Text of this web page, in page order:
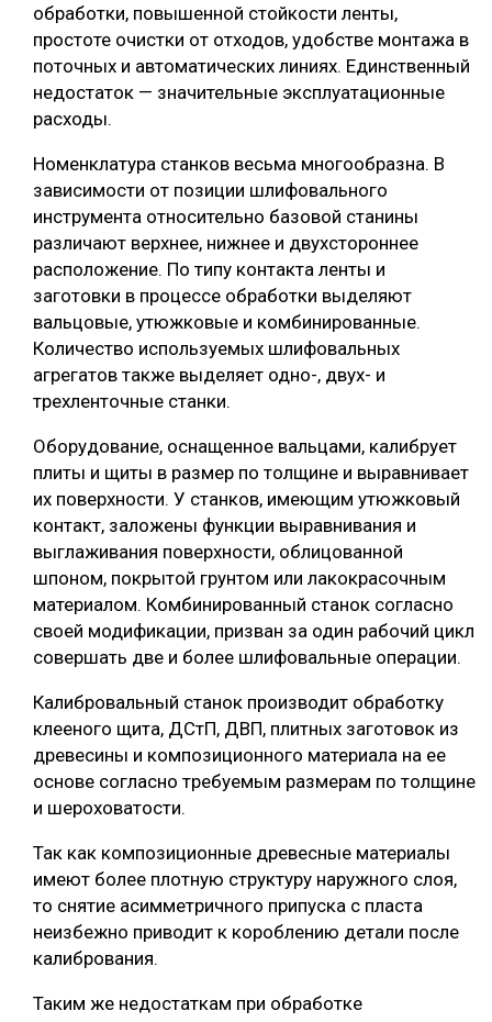
обработки, повышенной стойкости ленты,
простоте очистки от отходов, удобстве монтажа в
поточных и автоматических линиях. Единственный
недостаток — значительные эксплуатационные
расходы.
Номенклатура станков весьма многообразна. В
зависимости от позиции шлифовального
инструмента относительно базовой станины
различают верхнее, нижнее и двухстороннее
расположение. По типу контакта ленты и
заготовки в процессе обработки выделяют
вальцовые, утюжковые и комбинированные.
Количество используемых шлифовальных
агрегатов также выделяет одно-, двух- и
трехленточные станки.
Оборудование, оснащенное вальцами, калибрует
плиты и щиты в размер по толщине и выравнивает
их поверхности. У станков, имеющим утюжковый
контакт, заложены функции выравнивания и
выглаживания поверхности, облицованной
шпоном, покрытой грунтом или лакокрасочным
материалом. Комбинированный станок согласно
своей модификации, призван за один рабочий цикл
совершать две и более шлифовальные операции.
Калибровальный станок производит обработку
клееного щита, ДСтП, ДВП, плитных заготовок из
древесины и композиционного материала на ее
основе согласно требуемым размерам по толщине
и шероховатости.
Так как композиционные древесные материалы
имеют более плотную структуру наружного слоя,
то снятие асимметричного припуска с пласта
неизбежно приводит к короблению детали после
калибрования.
Таким же недостаткам при обработке